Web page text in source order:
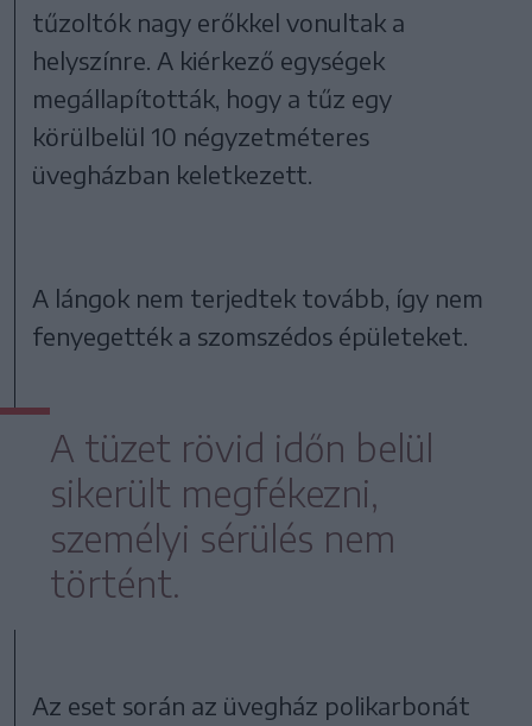
tűzoltók nagy erőkkel vonultak a
helyszínre. A kiérkező egységek
megállapították, hogy a tűz egy
körülbelül 10 négyzetméteres
üvegházban keletkezett.
A lángok nem terjedtek tovább, így nem
fenyegették a szomszédos épületeket.
A tüzet rövid időn belül
sikerült megfékezni,
személyi sérülés nem
történt.
Az eset során az üvegház polikarbonát